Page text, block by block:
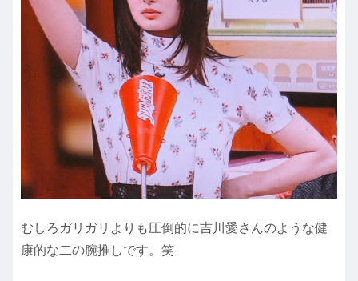
むしろガリガリよりも圧倒的に吉川愛さんのような健
康的な二の腕推しです。笑